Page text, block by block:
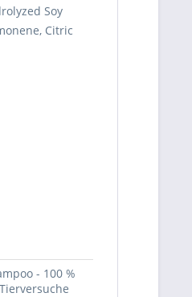
Soy
Citric